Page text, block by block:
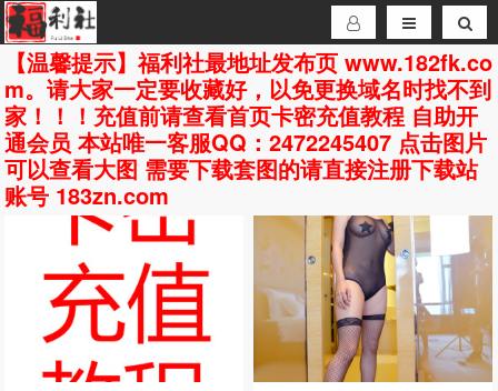
【温馨提示】福利社最地址发布页 www.182fk.co
m。请大家一定要收藏好，以免更换域名时找不到
家！！！充值前请查看首页卡密充值教程 自助开
通会员 本站唯一客服QQ：2472245407 点击图片
可以查看大图 需要下载套图的请直接注册下载站
账号 183zn.com